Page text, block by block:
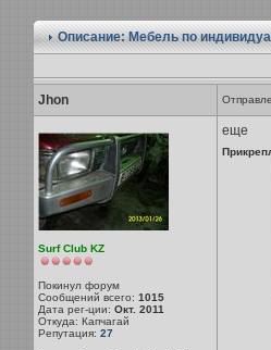
Описание: Мебель по
Jhon
Surf Club KZ
Покинул форум
Сообщений всего: 1015
Дата рег-ции: Окт. 2011
Откуда: Капчагай
Репутация: 27
еще